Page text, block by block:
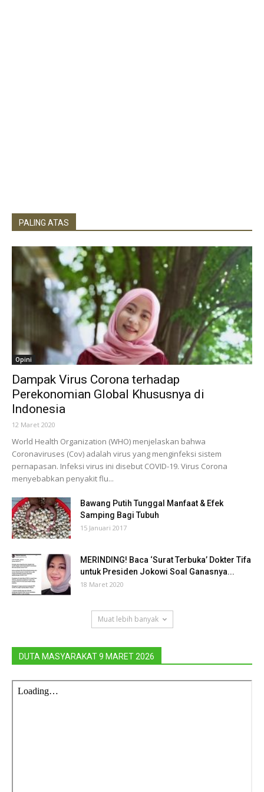
PALING ATAS
Opini
Dampak Virus Corona terhadap
Perekonomian Global Khususnya di
Indonesia
12 Maret 2020
World Health Organization (WHO) menjelaskan bahwa
Coronaviruses (Cov) adalah virus yang menginfeksi sistem
pernapasan. Infeksi virus ini disebut COVID-19. Virus Corona
menyebabkan penyakit flu...
Bawang Putih Tunggal Manfaat & Efek
Samping Bagi Tubuh
15 Januari 2017
MERINDING! Baca ‘Surat Terbuka’ Dokter Tifa
untuk Presiden Jokowi Soal Ganasnya...
18 Maret 2020
Muat lebih banyak
DUTA MASYARAKAT 9 MARET 2026